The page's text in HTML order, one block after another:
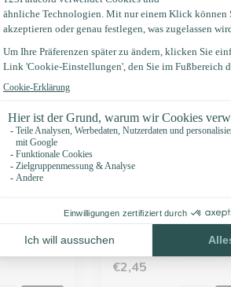
Metal Side Release
Buckle 16mm
€2,45